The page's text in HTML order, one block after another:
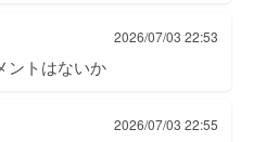
2026/07/03 22:53
ントはないか
2026/07/03 22:55